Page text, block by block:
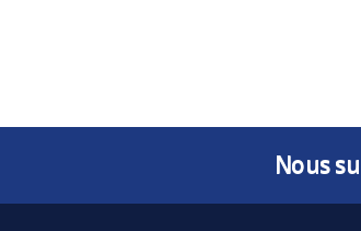
Nous